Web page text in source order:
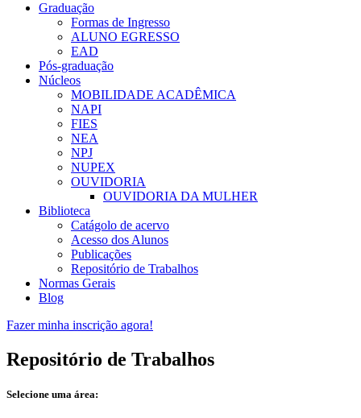
Graduação
Formas de Ingresso
ALUNO EGRESSO
EAD
Pós-graduação
Núcleos
MOBILIDADE ACADÊMICA
NAPI
FIES
NEA
NPJ
NUPEX
OUVIDORIA
OUVIDORIA DA MULHER
Biblioteca
Catágolo de acervo
Acesso dos Alunos
Publicações
Repositório de Trabalhos
Normas Gerais
Blog
Fazer minha inscrição agora!
Repositório de Trabalhos
Selecione uma área: